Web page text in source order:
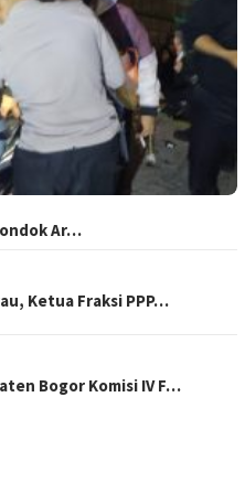
Ar…
Ketua Fraksi PPP…
Bogor Komisi IV F…